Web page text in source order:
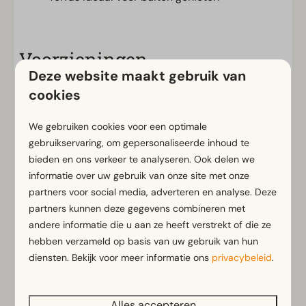
Voorzieningen
Algemeen
Gratis Wifi
Parkeergelegenheid nabij vakantieverblijf
Badkamer
Badkamer(s) beneden: 1
Douche(cabine)
Buiten
Terras
Toon meer ↓
Deze website maakt gebruik van
cookies
We gebruiken cookies voor een optimale
gebruikservaring, om gepersonaliseerde inhoud te
bieden en ons verkeer te analyseren. Ook delen we
informatie over uw gebruik van onze site met onze
partners voor social media, adverteren en analyse. Deze
partners kunnen deze gegevens combineren met
andere informatie die u aan ze heeft verstrekt of die ze
hebben verzameld op basis van uw gebruik van hun
diensten. Bekijk voor meer informatie ons privacybeleid.